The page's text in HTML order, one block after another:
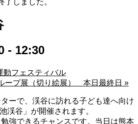
了しました。
- 12:30
動フェスティバル
ープ展（切り絵展） 本日最終日 »
ーで、渓谷に訪れる子ども達へ向け
渓谷」が開催されます。
強できるチャンスです。当日は熊本